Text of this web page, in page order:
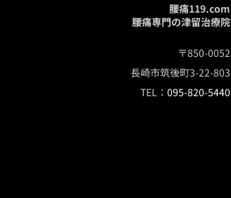
腰痛119.com
腰痛専門の津留治療院
〒850-0052
長崎市筑後町3-22-803
TEL： 095-820-5440